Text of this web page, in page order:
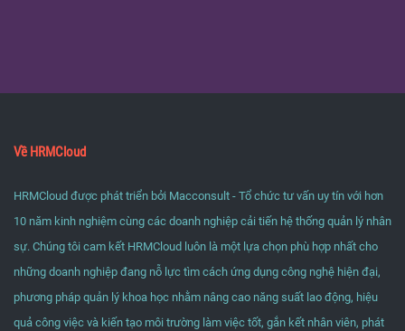
Về HRMCloud
HRMCloud được phát triển bởi Macconsult - Tổ chức tư vấn uy tín với hơn
10 năm kinh nghiệm cùng các doanh nghiệp cải tiến hệ thống quản lý nhân
sự. Chúng tôi cam kết HRMCloud luôn là một lựa chọn phù hợp nhất cho
những doanh nghiệp đang nỗ lực tìm cách ứng dụng công nghệ hiện đại,
phương pháp quản lý khoa học nhằm nâng cao năng suất lao động, hiệu
quả công việc và kiến tạo môi trường làm việc tốt, gắn kết nhân viên, phát